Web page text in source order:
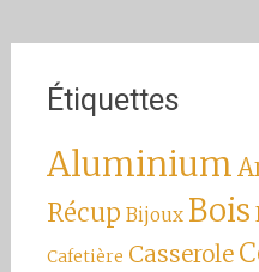
Étiquettes
Aluminium
Récup Bijoux Bois
Cafetière Casserole